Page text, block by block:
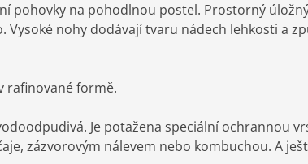
pohovky na pohodlnou postel. Prostorný
nohy dodávají tvaru nádech lehkosti a
rafinované formě.
Je potažena speciální ochrannou
zázvorovým nálevem nebo kombuchou. A